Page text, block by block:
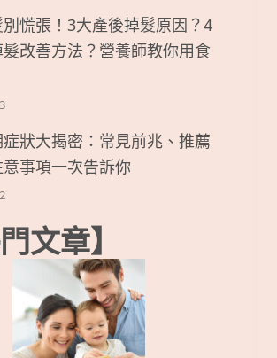
慌張！3大產後掉髮原因？4
改善方法？營養師教你用食
狀大揭密：常見前兆、推薦
事項一次告訴你
文章】